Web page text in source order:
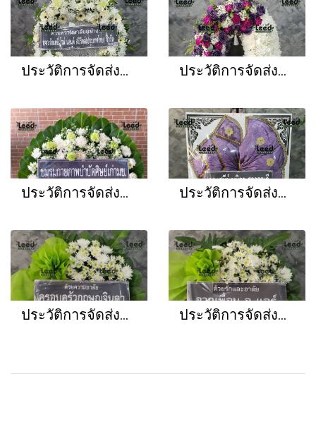
ประวัติการจัดส่งพวงหรีด เดือนกรกฏาคม 2566 ประวัติการจัดส่งพวงหรีด เดือนมิถุนายน 2566
ประวัติการจัดส่งพวงหรีด เดือนพฤษภาคม 2566 ประวัติการจัดส่งพวงหรีด เดือนเมษายน 2566
ประวัติการจัดส่งพวงหรีด เดือนมีนาคม 2566 ประวัติการจัดส่งพวงหรีด เดือนกุมภาพันธ์ 2566